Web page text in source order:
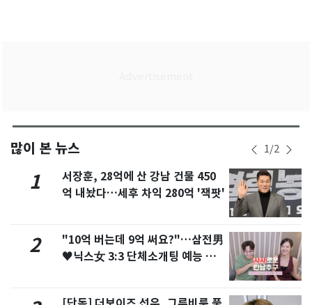
많이 본 뉴스 1/2
1
서장훈, 28억에 산 강남 건물 450
억 내놨다…세후 차익 280억 '잭팟'
2
"10억 버는데 9억 써요?"…삼전男
♥닉스女 3:3 단체소개팅 예능 화